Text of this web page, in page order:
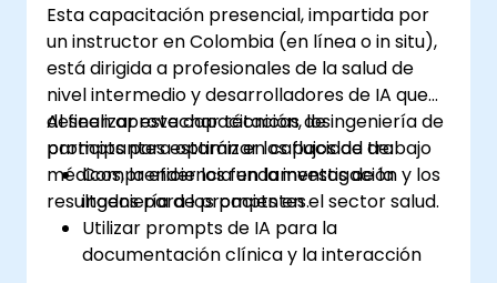
y ventas.
Esta capacitación presencial, impartida por
un instructor en Colombia (en línea o in situ),
está dirigida a profesionales de la salud de
nivel intermedio y desarrolladores de IA que
deseen aprovechar técnicas de ingeniería de
prompts para optimizar los flujos de trabajo
médicos, la eficiencia en la investigación y los
resultados para los pacientes.
Al finalizar esta capacitación, los
participantes estarán en capacidad de:
Comprender los fundamentos de la
ingeniería de prompts en el sector salud.
Utilizar prompts de IA para la
documentación clínica y la interacción